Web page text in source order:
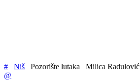
# Niš Pozorište lutaka
Milica Radulović
@